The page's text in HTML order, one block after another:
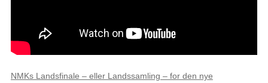
NMKs Landsfinale – eller Landssamling – for den nye